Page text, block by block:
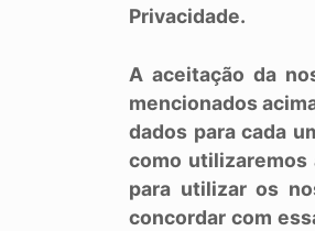
Privacidade.
A aceitação da
mencionados
dados para cada
como utilizaremos
para utilizar os
concordar com